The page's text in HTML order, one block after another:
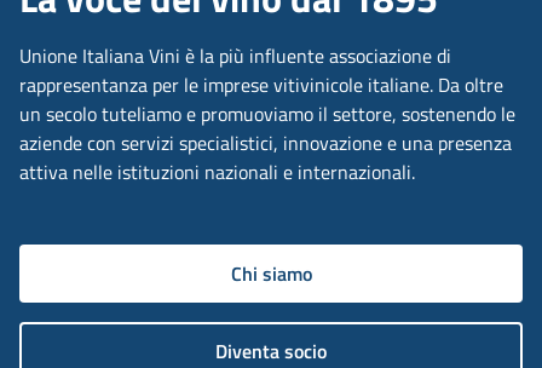
Unione Italiana Vini è la più influente associazione di
rappresentanza per le imprese vitivinicole italiane. Da oltre
un secolo tuteliamo e promuoviamo il settore, sostenendo le
aziende con servizi specialistici, innovazione e una presenza
attiva nelle istituzioni nazionali e internazionali.
Chi siamo
Diventa socio